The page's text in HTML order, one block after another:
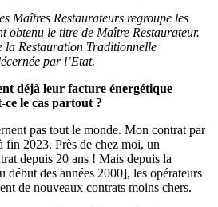
Maîtres Restaurateurs regroupe les
obtenu le titre de Maître Restaurateur.
la Restauration Traditionnelle
par l’Etat.
déjà leur facture énergétique
le cas partout ?
pas tout le monde. Mon contrat par
fin 2023. Près de chez moi, un
depuis 20 ans ! Mais depuis la
début des années 2000], les opérateurs
de nouveaux contrats moins chers.